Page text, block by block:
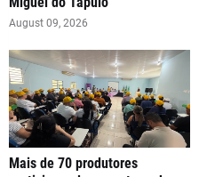
August 09, 2026
Mais de 70 produtores